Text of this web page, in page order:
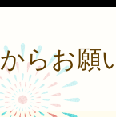
からお願